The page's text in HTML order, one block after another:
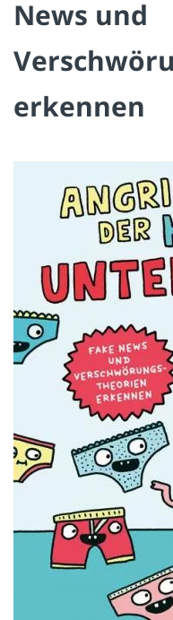
News und
erkennen